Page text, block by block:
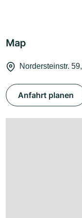
Map
Nordersteinstr.
Anfahrt planen